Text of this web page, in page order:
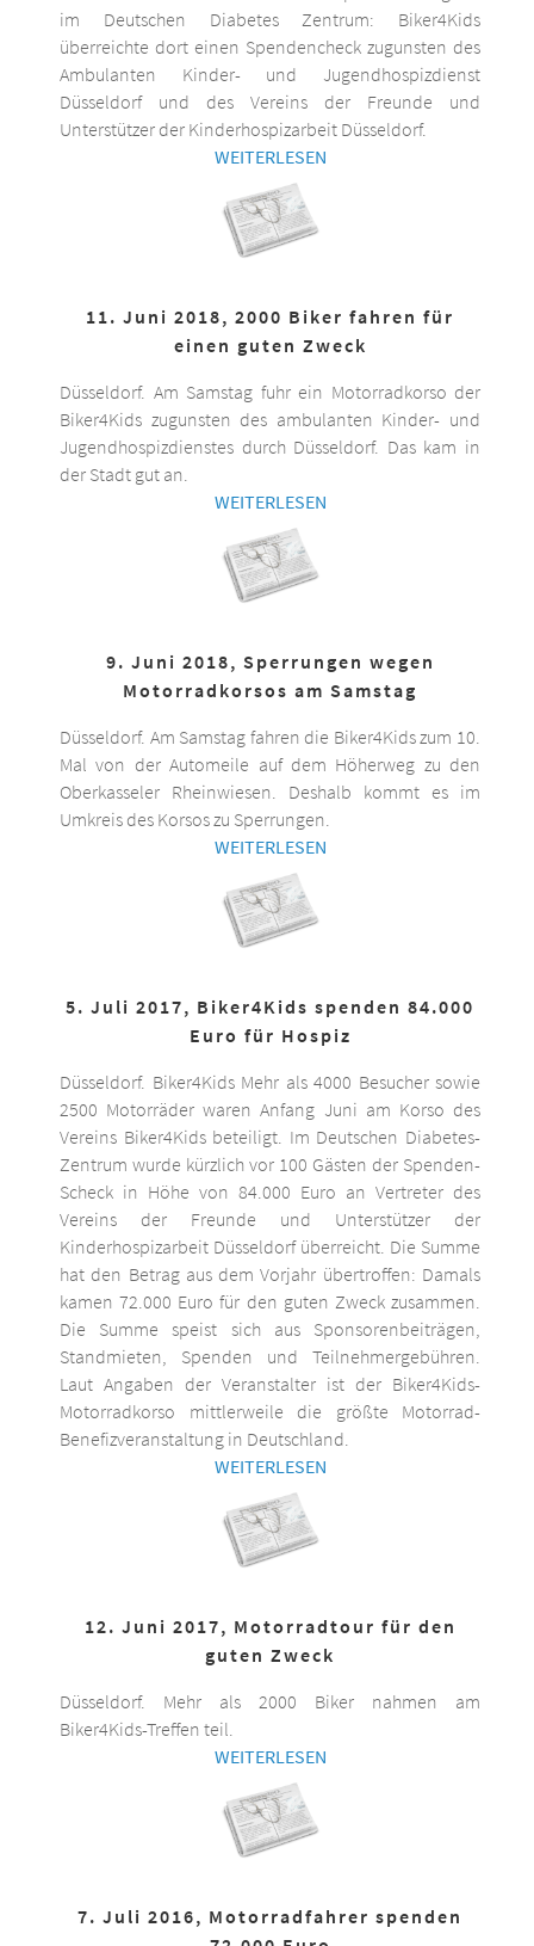
im Deutschen Diabetes Zentrum: Biker4Kids
überreichte dort einen Spendencheck zugunsten des
Ambulanten Kinder- und Jugendhospizdienst
Düsseldorf und des Vereins der Freunde und
Unterstützer der Kinderhospizarbeit Düsseldorf.
WEITERLESEN
11. Juni 2018, 2000 Biker fahren für
einen guten Zweck
Düsseldorf. Am Samstag fuhr ein Motorradkorso der
Biker4Kids zugunsten des ambulanten Kinder- und
Jugendhospizdienstes durch Düsseldorf. Das kam in
der Stadt gut an.
WEITERLESEN
9. Juni 2018, Sperrungen wegen
Motorradkorsos am Samstag
Düsseldorf. Am Samstag fahren die Biker4Kids zum 10.
Mal von der Automeile auf dem Höherweg zu den
Oberkasseler Rheinwiesen. Deshalb kommt es im
Umkreis des Korsos zu Sperrungen.
WEITERLESEN
5. Juli 2017, Biker4Kids spenden 84.000
Euro für Hospiz
Düsseldorf. Biker4Kids Mehr als 4000 Besucher sowie
2500 Motorräder waren Anfang Juni am Korso des
Vereins Biker4Kids beteiligt. Im Deutschen Diabetes-
Zentrum wurde kürzlich vor 100 Gästen der Spenden-
Scheck in Höhe von 84.000 Euro an Vertreter des
Vereins der Freunde und Unterstützer der
Kinderhospizarbeit Düsseldorf überreicht. Die Summe
hat den Betrag aus dem Vorjahr übertroffen: Damals
kamen 72.000 Euro für den guten Zweck zusammen.
Die Summe speist sich aus Sponsorenbeiträgen,
Standmieten, Spenden und Teilnehmergebühren.
Laut Angaben der Veranstalter ist der Biker4Kids-
Motorradkorso mittlerweile die größte Motorrad-
Benefizveranstaltung in Deutschland.
WEITERLESEN
12. Juni 2017, Motorradtour für den
guten Zweck
Düsseldorf. Mehr als 2000 Biker nahmen am
Biker4Kids-Treffen teil.
WEITERLESEN
7. Juli 2016, Motorradfahrer spenden